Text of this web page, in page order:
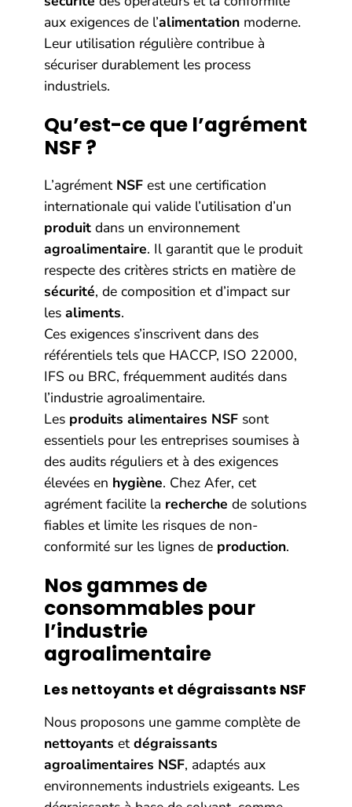
aux exigences de l’alimentation moderne.
Leur utilisation régulière contribue à
sécuriser durablement les process
industriels.
Qu’est-ce que l’agrément
NSF ?
L’agrément NSF est une certification
internationale qui valide l’utilisation d’un
produit dans un environnement
agroalimentaire. Il garantit que le produit
respecte des critères stricts en matière de
sécurité, de composition et d’impact sur
les aliments.
Ces exigences s’inscrivent dans des
référentiels tels que HACCP, ISO 22000,
IFS ou BRC, fréquemment audités dans
l’industrie agroalimentaire.
Les produits alimentaires NSF sont
essentiels pour les entreprises soumises à
des audits réguliers et à des exigences
élevées en hygiène. Chez Afer, cet
agrément facilite la recherche de solutions
fiables et limite les risques de non-
conformité sur les lignes de production.
Nos gammes de
consommables pour
l’industrie
agroalimentaire
Les nettoyants et dégraissants NSF
Nous proposons une gamme complète de
nettoyants etdégraissants
agroalimentaires NSF, adaptés aux
environnements industriels exigeants. Les